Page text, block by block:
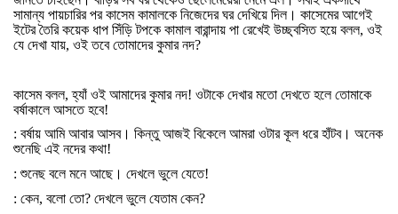
সামান্য পায়চারির পর কাসেম কামালকে নিজেদের ঘর দেখিয়ে দিল। কাসেমের আগেই
ইটের তৈরি কয়েক ধাপ সিঁড়ি টপকে কামাল বারান্দায় পা রেখেই উচ্ছ্বসিত হয়ে বলল, ওই
যে দেখা যায়, ওই তবে তোমাদের কুমার নদ?
কাসেম বলল,হ্যাঁ ওই আমাদের কুমার নদ! ওটাকে দেখার মতো দেখতে হলে তোমাকে
বর্ষাকালে আসতে হবে!
: বর্ষায় আমি আবার আসব। কিন্তু আজই বিকেলে আমরা ওটার কূল ধরে হাঁটব। অনেক
শুনেছি এই নদের কথা!
:শুনেছ বলে মনে আছে। দেখলে ভুলে যেতে!
: কেন, বলো তো? দেখলে ভুলে যেতাম কেন?